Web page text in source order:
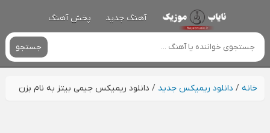
آهنگ جدید پخش آهنگ
جستجو
خانه/ دانلود ریمیکس جدید / دانلود ریمیکس جیمی بیتز به نام بزن